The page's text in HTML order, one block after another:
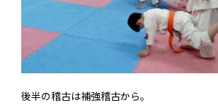
後半の稽古は補強稽古から。